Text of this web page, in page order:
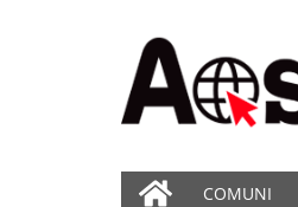
COMUNI